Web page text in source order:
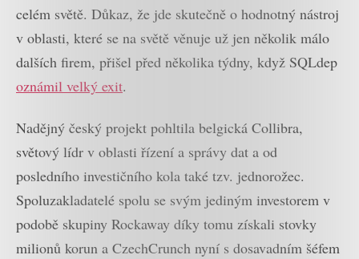
celém světě. Důkaz, že jde skutečně o hodnotný nástroj
v oblasti, které se na světě věnuje už jen několik málo
dalších firem, přišel před několika týdny, když SQLdep
oznámil velký exit.
Nadějný český projekt pohltila belgická Collibra,
světový lídr v oblasti řízení a správy dat a od
posledního investičního kola také tzv. jednorožec.
Spoluzakladatelé spolu se svým jediným investorem v
podobě skupiny Rockaway díky tomu získali stovky
milionů korun a CzechCrunch nyní s dosavadním šéfem